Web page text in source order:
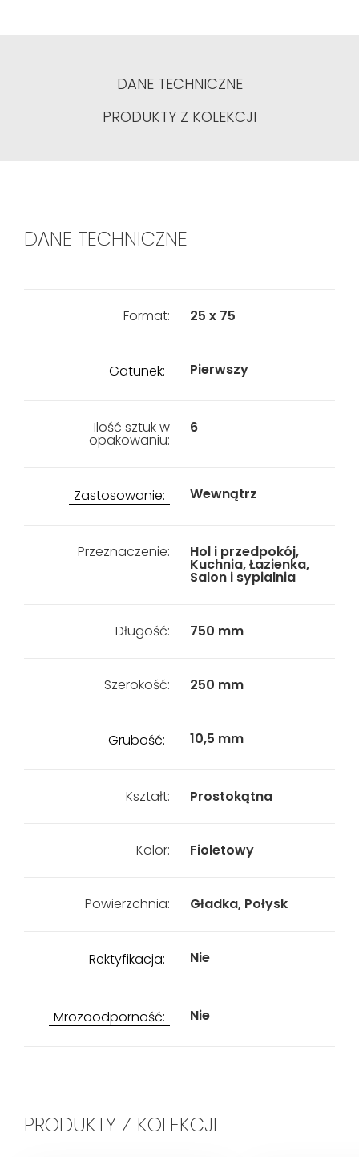
DANE TECHNICZNE
PRODUKTY Z KOLEKCJI
DANE TECHNICZNE
Format: 25 x 75
Gatunek: Pierwszy
Ilość sztuk w
opakowaniu:
6
Zastosowanie: Wewnątrz
Przeznaczenie: Hol i przedpokój,
Kuchnia, Łazienka,
Salon i sypialnia
Długość: 750 mm
Szerokość: 250 mm
Grubość: 10,5 mm
Kształt: Prostokątna
Kolor: Fioletowy
Powierzchnia: Gładka, Połysk
Rektyfikacja: Nie
Mrozoodporność: Nie
PRODUKTY Z KOLEKCJI